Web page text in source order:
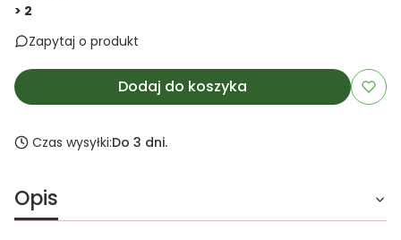
> 2
Zapytaj o produkt
Dodaj do koszyka
Czas wysyłki:Do 3 dni.
Opis